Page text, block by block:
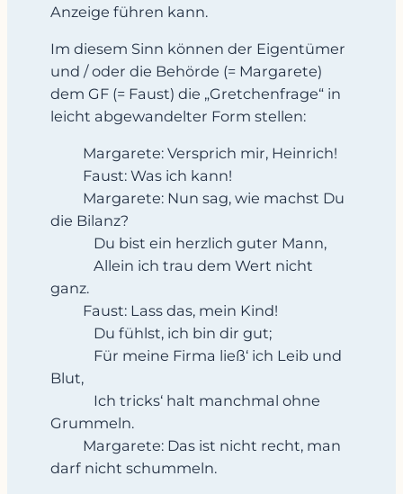
Anzeige führen kann.
Im diesem Sinn können der Eigentümer
und / oder die Behörde (= Margarete)
dem GF (= Faust) die „Gretchenfrage“ in
leicht abgewandelter Form stellen:
Margarete: Versprich mir, Heinrich!
Faust: Was ich kann!
Margarete: Nun sag, wie machst Du
die Bilanz?
Du bist ein herzlich guter Mann,
Allein ich trau dem Wert nicht
ganz.
Faust: Lass das, mein Kind!
Du fühlst, ich bin dir gut;
Für meine Firma ließ‘ ich Leib und
Blut,
Ich tricks‘ halt manchmal ohne
Grummeln.
Margarete: Das ist nicht recht, man
darf nicht schummeln.